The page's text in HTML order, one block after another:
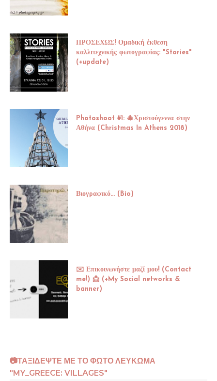
ΠΡΟΣΕΧΩΣ! Ομαδική έκθεση
καλλιτεχνικής φωτογραφίας: "Stories"
(+update)
Photoshoot #1: 🎄Χριστούγεννα στην
Αθήνα (Christmas In Athens 2018)
Βιογραφικό... (Bio)
✉️ Επικοινωνήστε μαζί μου! (Contact
me!) 📩 (+My Social networks &
banner)
📷ΤΑΞΙΔΕΨΤΕ ΜΕ ΤΟ ΦΩΤΟ ΛΕΥΚΩΜΑ
"MY_GREECE: VILLAGES"